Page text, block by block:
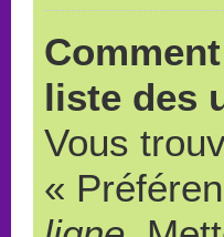
liste des
Vous
«